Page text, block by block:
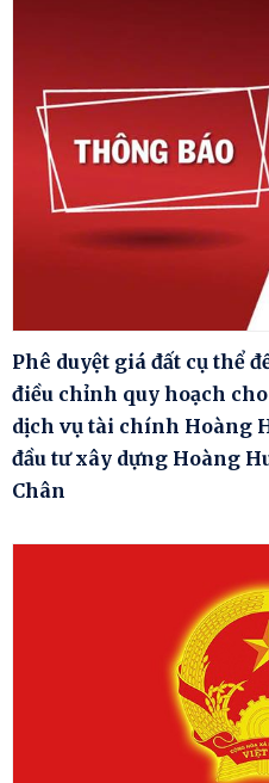
Phê duyệt giá đất cụ thể
điều chỉnh quy hoạch
dịch vụ tài chính Hoàng
đầu tư xây dựng Hoàng
Chân